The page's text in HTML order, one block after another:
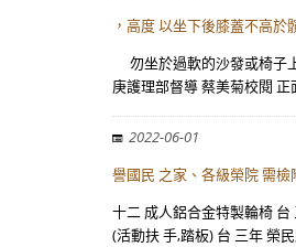
，高度 以坐下後膝蓋不高
勿坐於過軟的沙發或椅子
庚護理部督導 蔡美菊校閱
2022-06-01
譽國民 之家、各級榮院 需
十二 成人鋁合金特製輪椅
(活動扶 手,踏板) 台 三年 榮